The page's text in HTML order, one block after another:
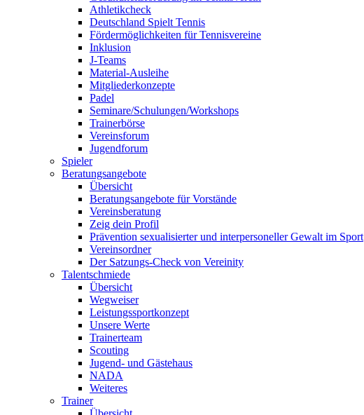
Athletikcheck
Deutschland Spielt Tennis
Fördermöglichkeiten für Tennisvereine
Inklusion
J-Teams
Material-Ausleihe
Mitgliederkonzepte
Padel
Seminare/Schulungen/Workshops
Trainerbörse
Vereinsforum
Jugendforum
Spieler
Beratungsangebote
Übersicht
Beratungsangebote für Vorstände
Vereinsberatung
Zeig dein Profil
Prävention sexualisierter und interpersoneller Gewalt im Sport
Vereinsordner
Der Satzungs-Check von Vereinity
Talentschmiede
Übersicht
Wegweiser
Leistungssportkonzept
Unsere Werte
Trainerteam
Scouting
Jugend- und Gästehaus
NADA
Weiteres
Trainer